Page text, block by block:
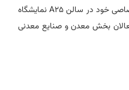
شرکت ملی صنایع مس ایران با غرفه اختصاصی خود در سالن A۲۵ نمایشگاه
میزبان فعالان بخش معدن و صنایع معدنی